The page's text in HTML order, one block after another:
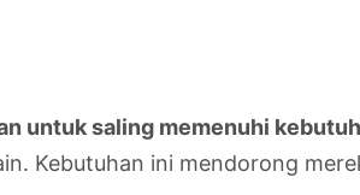
untuk saling memenuhi
Kebutuhan ini mendorong